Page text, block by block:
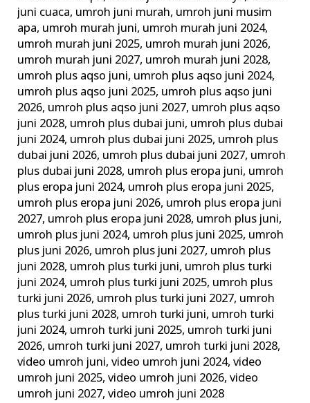
juni cuaca, umroh juni murah, umroh juni musim
apa, umroh murah juni, umroh murah juni 2024,
umroh murah juni 2025, umroh murah juni 2026,
umroh murah juni 2027, umroh murah juni 2028,
umroh plus aqso juni, umroh plus aqso juni 2024,
umroh plus aqso juni 2025, umroh plus aqso juni
2026, umroh plus aqso juni 2027, umroh plus aqso
juni 2028, umroh plus dubai juni, umroh plus dubai
juni 2024, umroh plus dubai juni 2025, umroh plus
dubai juni 2026, umroh plus dubai juni 2027, umroh
plus dubai juni 2028, umroh plus eropa juni, umroh
plus eropa juni 2024, umroh plus eropa juni 2025,
umroh plus eropa juni 2026, umroh plus eropa juni
2027, umroh plus eropa juni 2028, umroh plus juni,
umroh plus juni 2024, umroh plus juni 2025, umroh
plus juni 2026, umroh plus juni 2027, umroh plus
juni 2028, umroh plus turki juni, umroh plus turki
juni 2024, umroh plus turki juni 2025, umroh plus
turki juni 2026, umroh plus turki juni 2027, umroh
plus turki juni 2028, umroh turki juni, umroh turki
juni 2024, umroh turki juni 2025, umroh turki juni
2026, umroh turki juni 2027, umroh turki juni 2028,
video umroh juni,video umroh juni 2024,video
umroh juni 2025,video umroh juni 2026,video
umroh juni 2027,video umroh juni 2028